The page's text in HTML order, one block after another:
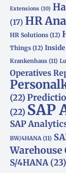
Extensions (10)
(17) HR
HR Solutions (12)
Things (12)
Krankenhaus (11)
Operatives
(22)
(22) SAP
SAP
BW/4HANA (11)
Warehouse
S/4HANA(23)